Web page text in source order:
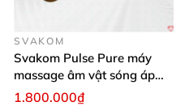
SVAKOM
Svakom Pulse Pure máy
massage âm vật sóng áp
lực điều khiển app cao cấp
1.800.000₫